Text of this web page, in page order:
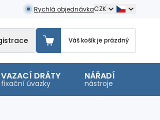
Rychlá objednávkaCZK
Váš košík je prázdný
VAZACÍ DRÁTY
fixační úvazky
NÁŘADÍ
nástroje